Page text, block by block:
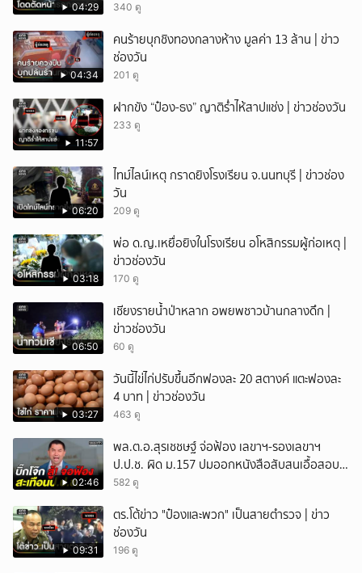
04:29 340 ดู
04:34
คนร้ายบุกชิงทองกลางห้าง มูลค่า 13 ล้าน | ข่าว
ช่องวัน
201 ดู
11:57
ฝากขัง “ป๋อง-ธง” ญาติร่ำไห้สาปแช่ง | ข่าวช่องวัน
233 ดู
06:20
ไทม์ไลน์เหตุ กราดยิงโรงเรียน จ.นนทบุรี | ข่าวช่อง
วัน
209 ดู
03:18
พ่อ ด.ญ.เหยื่อยิงในโรงเรียน อโหสิกรรมผู้ก่อเหตุ |
ข่าวช่องวัน
170 ดู
06:50
เชียงรายน้ำป่าหลาก อพยพชาวบ้านกลางดึก |
ข่าวช่องวัน
60 ดู
03:27
วันนี้ไข่ไก่ปรับขึ้นอีกฟองละ 20 สตางค์ แตะฟองละ
4 บาท | ข่าวช่องวัน
463 ดู
02:46
พล.ต.อ.สุรเชชษฐ์ จ่อฟ้อง เลขาฯ-รองเลขาฯ
ป.ป.ช. ผิด ม.157 ปมออกหนังสือสับสนเอื้อสอบ
คดีซ้ำซ้อน
582 ดู
09:31
ตร.โต้ข่าว "ป๋องและพวก" เป็นสายตำรวจ | ข่าว
ช่องวัน
196 ดู